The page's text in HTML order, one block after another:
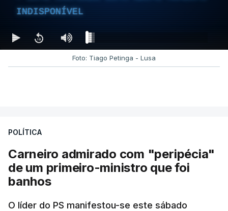
INDISPONÍVEL
Foto: Tiago Petinga - Lusa
POLÍTICA
Carneiro admirado com "peripécia"
de um primeiro-ministro que foi
banhos
O líder do PS manifestou-se este sábado